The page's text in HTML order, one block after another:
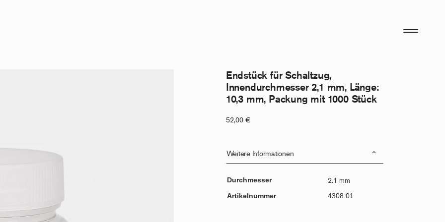
Endstück für Schaltzug,
Innendurchmesser 2,1 mm, Länge:
10,3 mm, Packung mit 1000 Stück
52,00 €
Weitere Informationen
Durchmesser 2.1 mm
Artikelnummer 4308.01